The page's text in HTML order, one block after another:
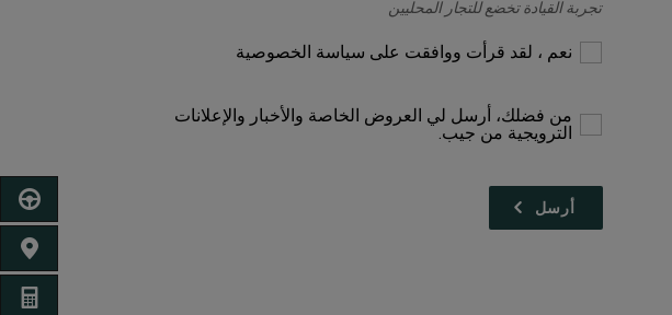
أحجز
ابحث
احصل
تجربة القيادة تخضع للتجار المحليين
نعم ، لقد قرأت ووافقت على سياسة الخصوصيةيرجى
من فضلك، أرسل لي العروض الخاصة والأخبار والإعلانات
الترويجية من جيب.